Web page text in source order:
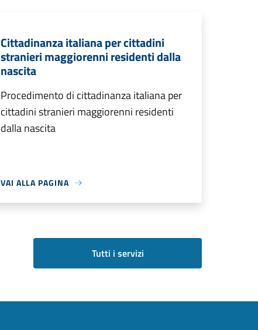
Cittadinanza italiana per cittadini
stranieri maggiorenni residenti dalla
nascita
Procedimento di cittadinanza italiana per
cittadini stranieri maggiorenni residenti
dalla nascita
VAI ALLA PAGINA
Tutti i servizi